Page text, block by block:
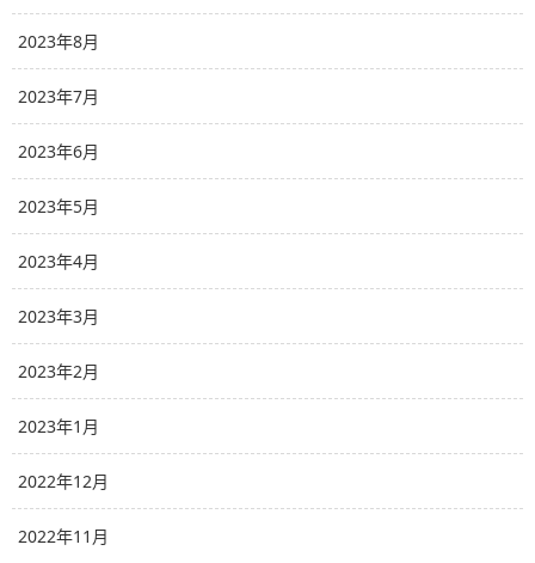
2023年8月
2023年7月
2023年6月
2023年5月
2023年4月
2023年3月
2023年2月
2023年1月
2022年12月
2022年11月